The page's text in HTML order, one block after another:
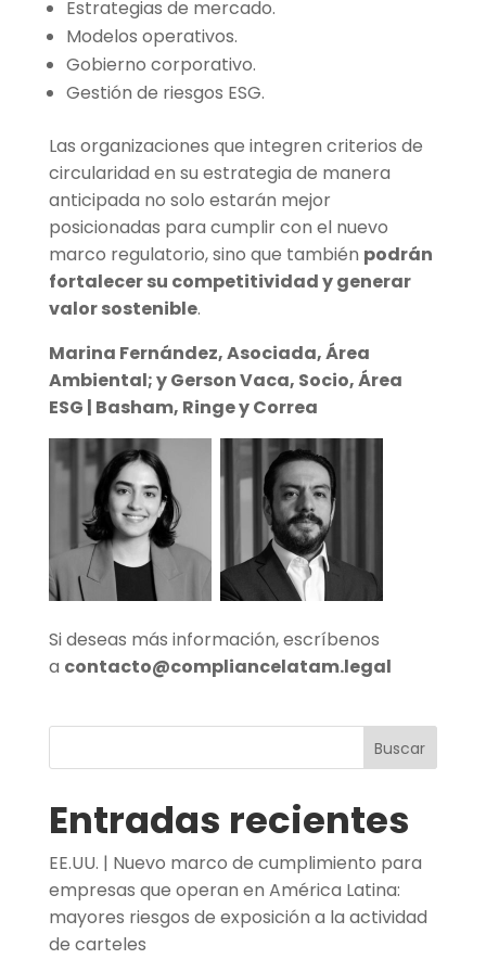
Estrategias de mercado.
Modelos operativos.
Gobierno corporativo.
Gestión de riesgos ESG.
Las organizaciones que integren criterios de
circularidad en su estrategia de manera
anticipada no solo estarán mejor
posicionadas para cumplir con el nuevo
marco regulatorio, sino que también podrán
fortalecer su competitividad y generar
valor sostenible.
Marina Fernández, Asociada, Área
Ambiental; y Gerson Vaca, Socio, Área
ESG | Basham, Ringe y Correa
Si deseas más información, escríbenos
a contacto@compliancelatam.legal
Buscar
Entradas recientes
EE.UU. | Nuevo marco de cumplimiento para
empresas que operan en América Latina:
mayores riesgos de exposición a la actividad
de carteles